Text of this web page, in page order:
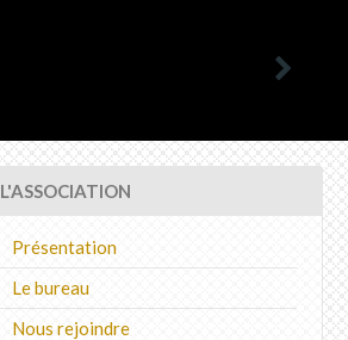
L'ASSOCIATION
Présentation
Le bureau
Nous rejoindre